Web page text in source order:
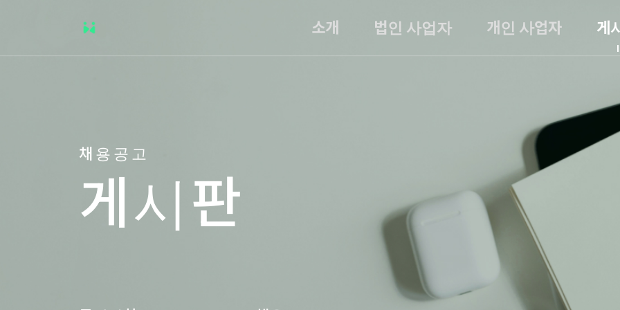
소개 법인 사업자 개인 사업자 게
채용공고
게시판